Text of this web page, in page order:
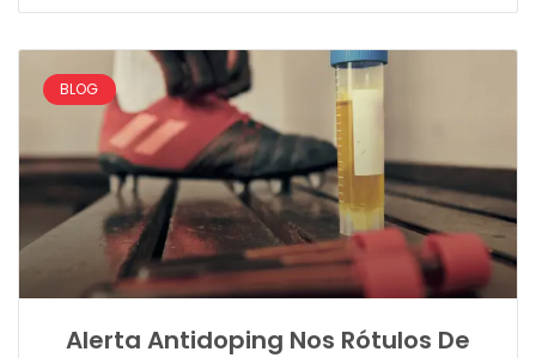
BLOG
Alerta Antidoping Nos Rótulos De